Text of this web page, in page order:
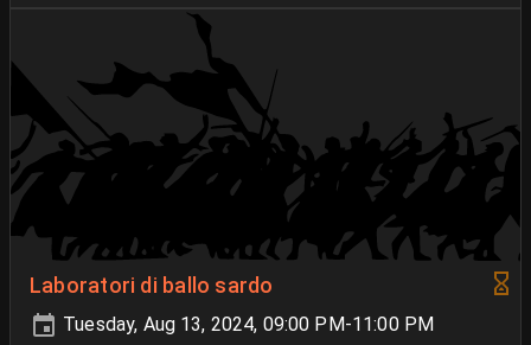
Laboratori di ballo sardo
Tuesday, Aug 13, 2024, 09:00 PM-11:00 PM